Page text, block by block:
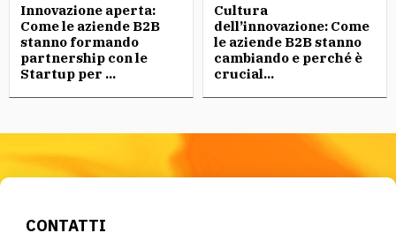
Innovazione aperta:
Come le aziende B2B
stanno formando
partnership con le
Startup per ...
Cultura
dell’innovazione: Come
le aziende B2B stanno
cambiando e perché è
crucial...
CONTATTI